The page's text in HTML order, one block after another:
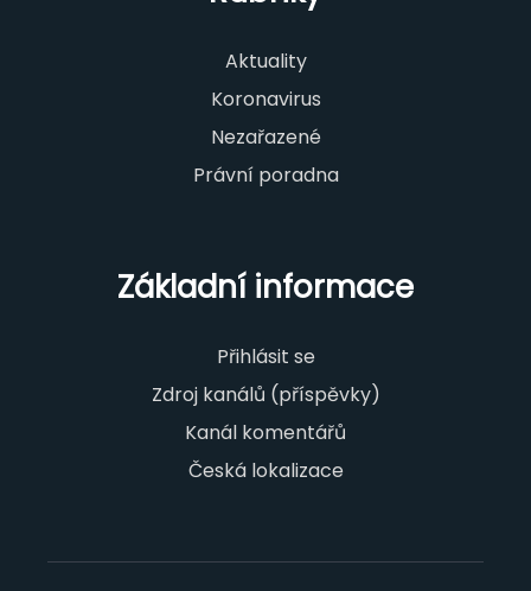
Aktuality
Koronavirus
Nezařazené
Právní poradna
Základní informace
Přihlásit se
Zdroj kanálů (příspěvky)
Kanál komentářů
Česká lokalizace